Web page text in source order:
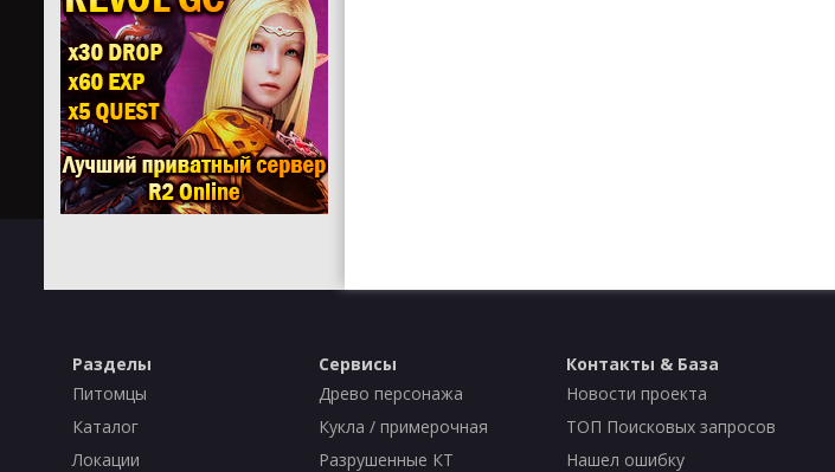
Разделы
Питомцы
Каталог
Локации
Сервисы
Древо персонажа
Кукла / примерочная
Разрушенные КТ
Контакты & База
Новости проекта
ТОП Поисковых запросов
Нашел ошибку